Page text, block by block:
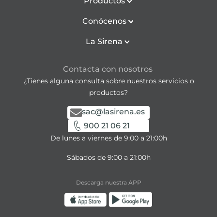
Conócenos
La Sirena
Contacta con nosotros
¿Tienes alguna consulta sobre nuestros servicios o
productos?
sac@lasirena.es
900 21 06 21
De lunes a viernes de 9:00 a 21:00h
Sábados de 9:00 a 21:00h
Descarga nuestra APP